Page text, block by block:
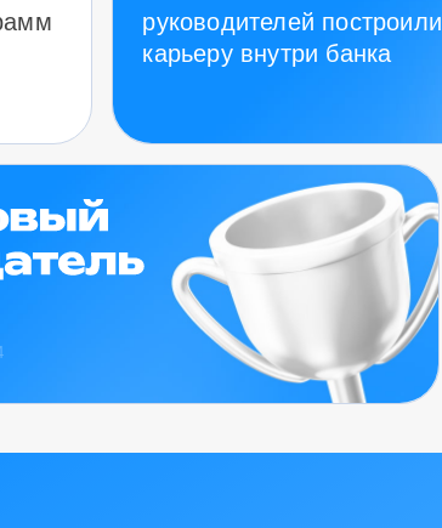
руководителей построили
карьеру внутри банка